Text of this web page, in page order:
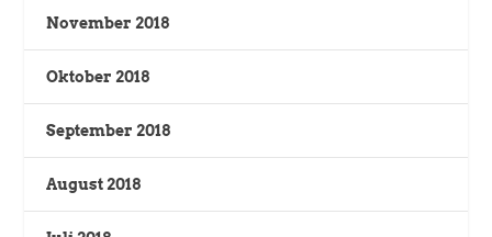
November 2018
Oktober 2018
September 2018
August 2018